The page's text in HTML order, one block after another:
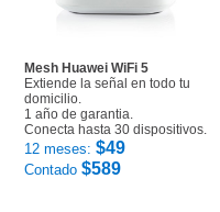
Mesh Huawei WiFi 5
Extiende la señal en todo tu
domicilio.
1 año de garantia.
Conecta hasta 30 dispositivos.
12 meses: $49
Contado $589